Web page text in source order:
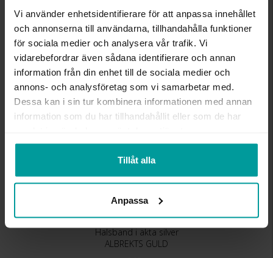
Vi använder enhetsidentifierare för att anpassa innehållet
och annonserna till användarna, tillhandahålla funktioner
för sociala medier och analysera vår trafik. Vi
vidarebefordrar även sådana identifierare och annan
information från din enhet till de sociala medier och
annons- och analysföretag som vi samarbetar med.
Dessa kan i sin tur kombinera informationen med annan
information som du har tillhandahållit eller som de har
Tillåt alla
Anpassa
STEN/PÄRLA
Kristall
Liknande produkter
Halsband i äkta silver
ALBREKTS GULD